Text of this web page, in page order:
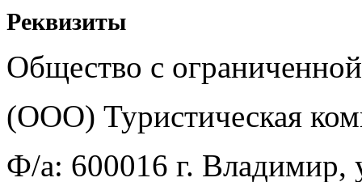
Реквизиты
Общество с
(ООО) Туристическая
Ф/а: 600016 г. Владимир,